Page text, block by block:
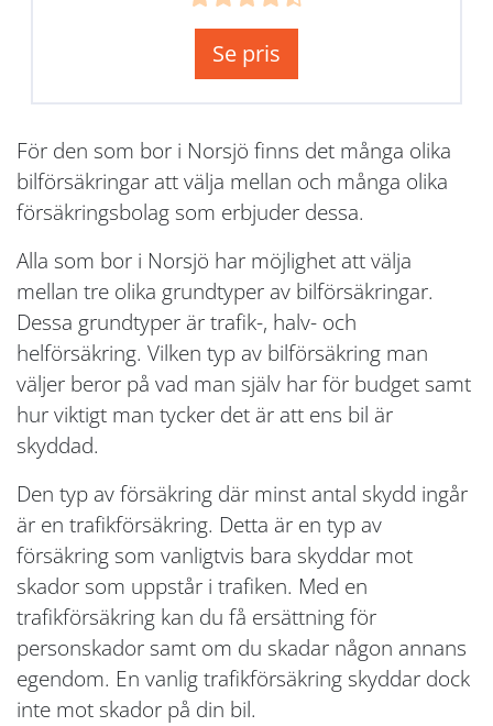
Se pris
För den som bor i Norsjö finns det många olika
bilförsäkringar att välja mellan och många olika
försäkringsbolag som erbjuder dessa.
Alla som bor i Norsjö har möjlighet att välja
mellan tre olika grundtyper av bilförsäkringar.
Dessa grundtyper är trafik-, halv- och
helförsäkring. Vilken typ av bilförsäkring man
väljer beror på vad man själv har för budget samt
hur viktigt man tycker det är att ens bil är
skyddad.
Den typ av försäkring där minst antal skydd ingår
är en trafikförsäkring. Detta är en typ av
försäkring som vanligtvis bara skyddar mot
skador som uppstår i trafiken. Med en
trafikförsäkring kan du få ersättning för
personskador samt om du skadar någon annans
egendom. En vanlig trafikförsäkring skyddar dock
inte mot skador på din bil.